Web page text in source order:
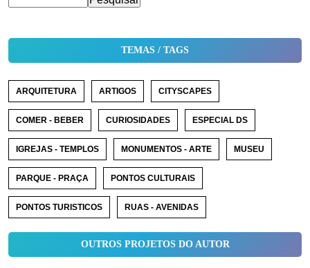
TEMAS / TAGS
ARQUITETURA ARTIGOS CITYSCAPES
COMER - BEBER CURIOSIDADES ESPECIAL DS
IGREJAS - TEMPLOS MONUMENTOS - ARTE MUSEU
PARQUE - PRAÇA PONTOS CULTURAIS
PONTOS TURISTICOS RUAS - AVENIDAS
OUTROS PROJETOS DO AUTOR